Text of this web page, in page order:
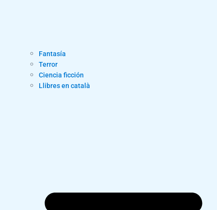
Fantasía
Terror
Ciencia ficción
Llibres en català